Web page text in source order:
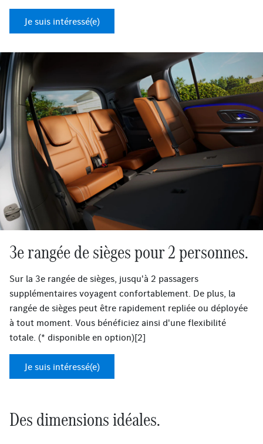
Je suis intéressé(e)
3e rangée de sièges pour 2 personnes.
Sur la 3e rangée de sièges, jusqu'à 2 passagers
supplémentaires voyagent confortablement. De plus, la
rangée de sièges peut être rapidement repliée ou déployée
à tout moment. Vous bénéficiez ainsi d'une flexibilité
totale. (* disponible en option)[2]
Je suis intéressé(e)
Des dimensions idéales.